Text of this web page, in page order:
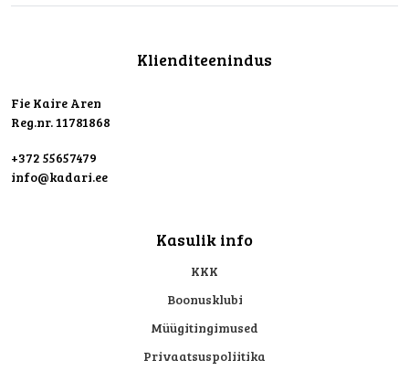
Klienditeenindus
Fie Kaire Aren
Reg.nr. 11781868
+372 55657479
info@kadari.ee
Kasulik info
KKK
Boonusklubi
Müügitingimused
Privaatsuspoliitika